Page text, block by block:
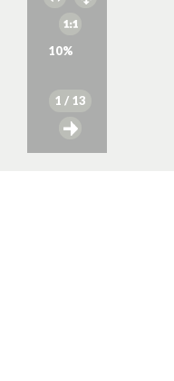
10%
1 / 13